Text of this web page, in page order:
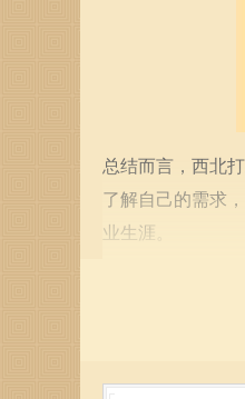
总结而言，西北
了解自己的需求
业生涯。